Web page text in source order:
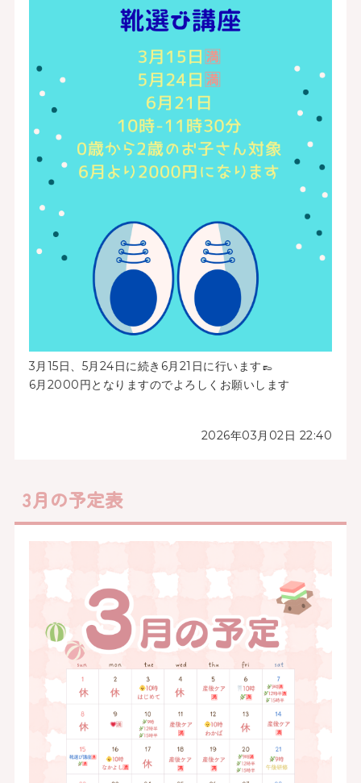
3月15日、5月24日に続き6月21日に行います👞
6月2000円となりますのでよろしくお願いします
2026年03月02日 22:40
3月の予定表